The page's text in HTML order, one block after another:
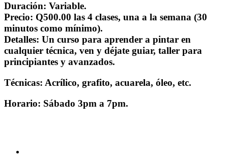
Duración: Variable.
Precio: Q500.00 las 4 clases, una a la semana (30
minutos como mínimo).
Detalles: Un curso para aprender a pintar en
cualquier técnica, ven y déjate guiar, taller para
principiantes y avanzados.
Técnicas: Acrílico, grafito, acuarela, óleo, etc.
Horario: Sábado 3pm a 7pm.